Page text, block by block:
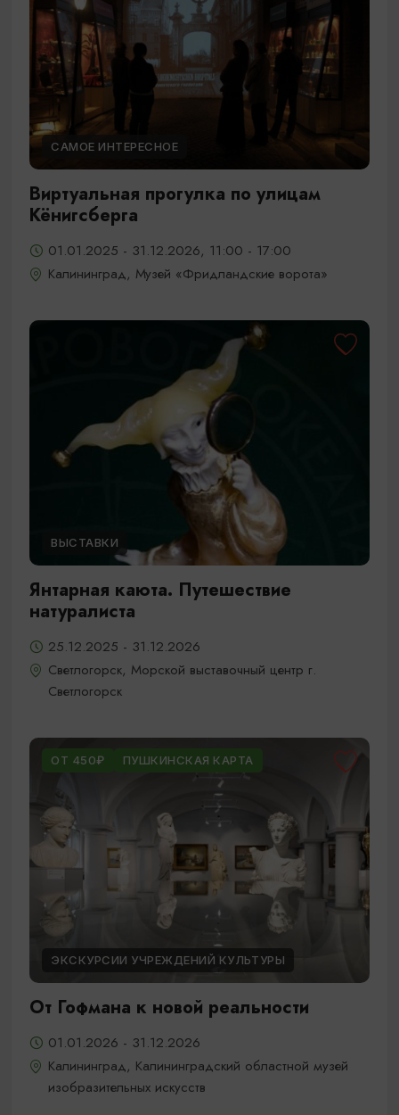
САМОЕ ИНТЕРЕСНОЕ
Виртуальная прогулка по улицам
Кёнигсберга
01.01.2025 - 31.12.2026, 11:00 - 17:00
Калининград, Музей «Фридландские ворота»
ВЫСТАВКИ
Янтарная каюта. Путешествие
натуралиста
25.12.2025 - 31.12.2026
Светлогорск, Морской выставочный центр г.
Светлогорск
ОТ 450₽ ПУШКИНСКАЯ КАРТА
ЭКСКУРСИИ УЧРЕЖДЕНИЙ КУЛЬТУРЫ
От Гофмана к новой реальности
01.01.2026 - 31.12.2026
Калининград, Калининградский областной музей
изобразительных искусств